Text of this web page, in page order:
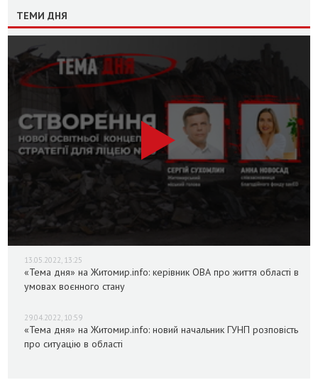
ТЕМИ ДНЯ
13.05.2022, 13:25
«Тема дня» на Житомир.info: керівник ОВА про життя області в
умовах воєнного стану
29.04.2022, 10:59
«Тема дня» на Житомир.info: новий начальник ГУНП розповість
про ситуацію в області